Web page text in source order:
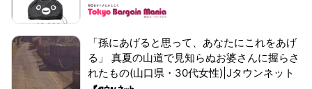
「孫にあげると思って、あなたにこれをあげ
る」 真夏の山道で見知らぬお婆さんに握らさ
れたもの(山口県・30代女性)|Jタウンネット